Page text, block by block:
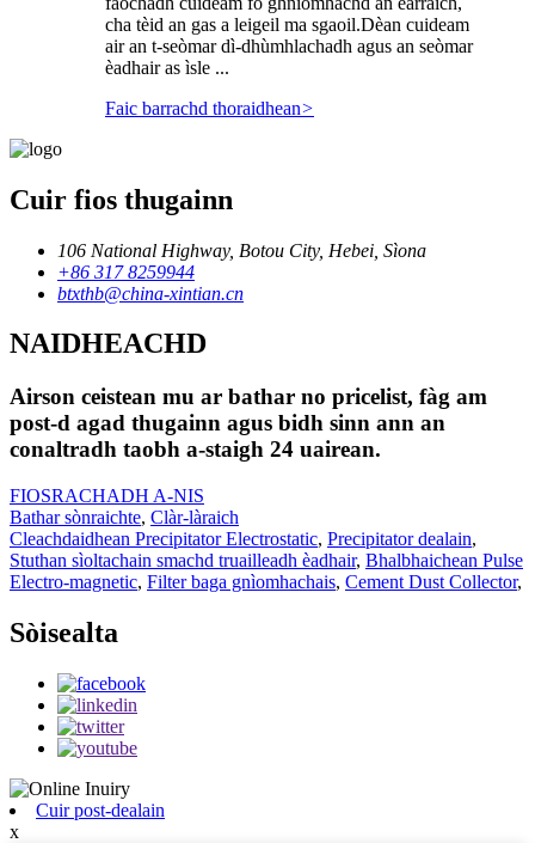
cha tèid an gas a leigeil ma sgaoil.Dèan cuideam
air an t-seòmar dì-dhùmhlachadh agus an seòmar
èadhair as ìsle ...
Faic barrachd thoraidhean>
Cuir fios thugainn
106 National Highway, Botou City, Hebei, Sìona
+86 317 8259944
btxthb@china-xintian.cn
NAIDHEACHD
Airson ceistean mu ar bathar no pricelist, fàg am
post-d agad thugainn agus bidh sinn ann an
conaltradh taobh a-staigh 24 uairean.
FIOSRACHADH A-NIS
Bathar sònraichte, Clàr-làraich
Cleachdaidhean Precipitator Electrostatic, Precipitator dealain,
Stuthan sìoltachain smachd truailleadh èadhair, Bhalbhaichean Pulse
Electro-magnetic, Filter baga gnìomhachais, Cement Dust Collector,
Sòisealta
Cuir post-dealain
x